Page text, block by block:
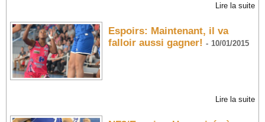
Lire la suite
Espoirs: Maintenant, il va
falloir aussi gagner! - 10/01/2015
Lire la suite